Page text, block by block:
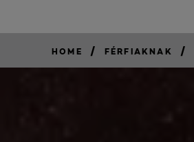
HOME / FÉRFIAKNAK /